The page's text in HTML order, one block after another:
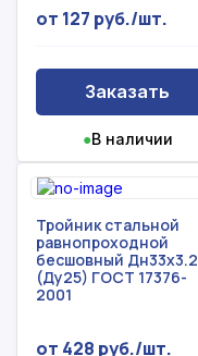
от 127 руб./шт.
Заказать
●В наличии
Тройник стальной
равнопроходной
бесшовный Дн33х3.2
(Ду25) ГОСТ 17376-
2001
от 428 руб./шт.